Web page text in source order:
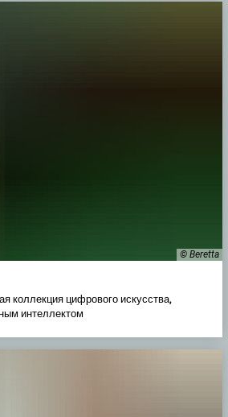
© Beretta
коллекция цифрового искусства,
интеллектом